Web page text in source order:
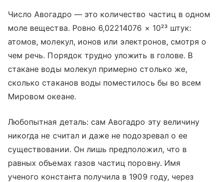
Число Авогадро — это количество частиц в одном
моле вещества. Ровно 6,02214076 × 10²³ штук:
атомов, молекул, ионов или электронов, смотря о
чем речь. Порядок трудно уложить в голове. В
стакане воды молекул примерно столько же,
сколько стаканов воды поместилось бы во всем
Мировом океане.
Любопытная деталь: сам Авогадро эту величину
никогда не считал и даже не подозревал о ее
существовании. Он лишь предположил, что в
равных объемах газов частиц поровну. Имя
ученого константа получила в 1909 году, через